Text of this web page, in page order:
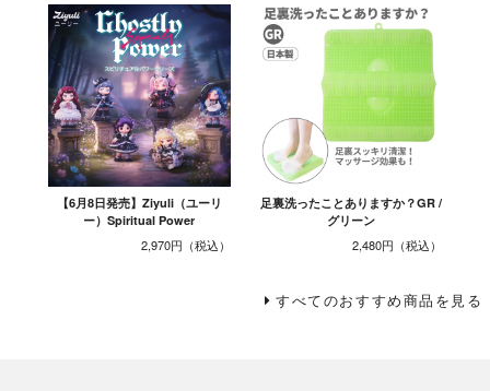
【6月8日発売】Ziyuli（ユーリ
ー）Spiritual Power
2,970円
足裏洗ったことありますか？GR /
グリーン
2,480円
すべてのおすすめ商品を見る